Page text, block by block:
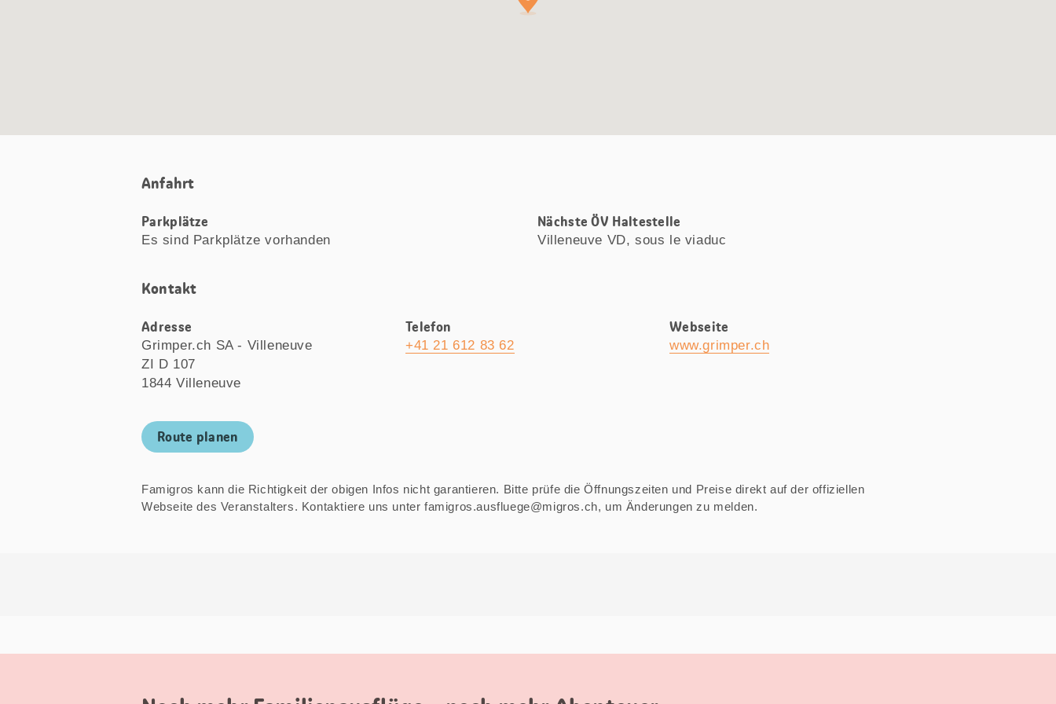
Anfahrt
Parkplätze
Es sind Parkplätze vorhanden
Nächste ÖV Haltestelle
Villeneuve VD, sous le viaduc
Kontakt
Adresse
Grimper.ch SA - Villeneuve
ZI D 107
1844 Villeneuve
Telefon
+41 21 612 83 62
Webseite
www.grimper.ch
Route planen
Famigros kann die Richtigkeit der obigen Infos nicht garantieren. Bitte prüfe die Öffnungszeiten und Preise direkt auf der offiziellen
Webseite des Veranstalters. Kontaktiere uns unter famigros.ausfluege@migros.ch, um Änderungen zu melden.